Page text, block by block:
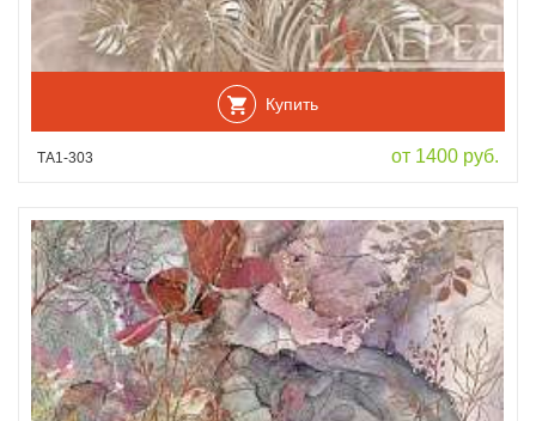
Купить
ТА1-303 от 1400 руб.